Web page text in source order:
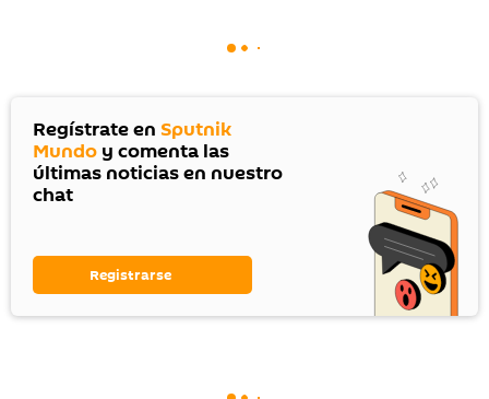
Regístrate en Sputnik
Mundo y comenta las
últimas noticias en nuestro
chat
Registrarse